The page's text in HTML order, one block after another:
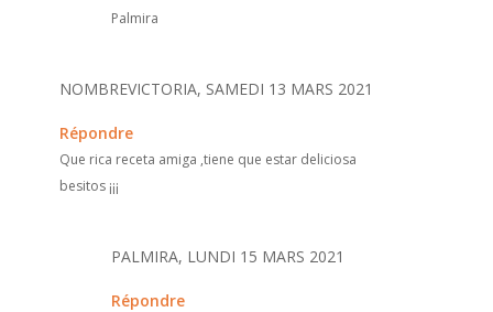
Palmira
NOMBREVICTORIA, SAMEDI 13 MARS 2021
Répondre
Que rica receta amiga ,tiene que estar deliciosa
besitos ¡¡¡
PALMIRA, LUNDI 15 MARS 2021
Répondre